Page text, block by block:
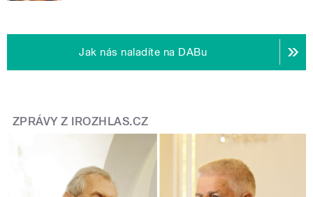
Jak nás naladíte na DABu
ZPRÁVY Z IROZHLAS.CZ